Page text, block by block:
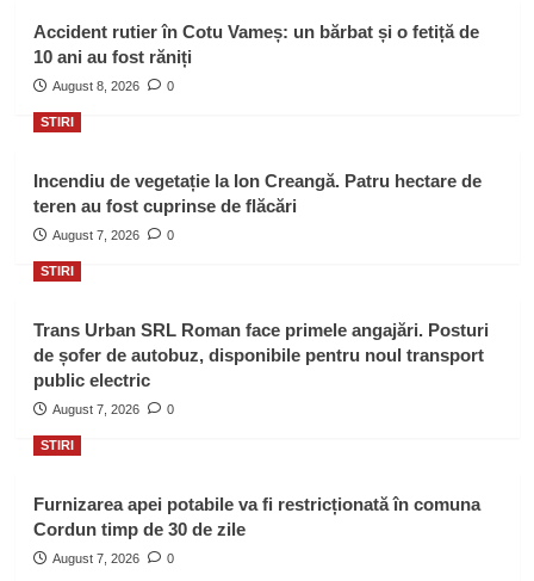
Accident rutier în Cotu Vameș: un bărbat și o fetiță de
10 ani au fost răniți
August 8, 2026 0
STIRI
Incendiu de vegetație la Ion Creangă. Patru hectare de
teren au fost cuprinse de flăcări
August 7, 2026 0
STIRI
Trans Urban SRL Roman face primele angajări. Posturi
de șofer de autobuz, disponibile pentru noul transport
public electric
August 7, 2026 0
STIRI
Furnizarea apei potabile va fi restricționată în comuna
Cordun timp de 30 de zile
August 7, 2026 0